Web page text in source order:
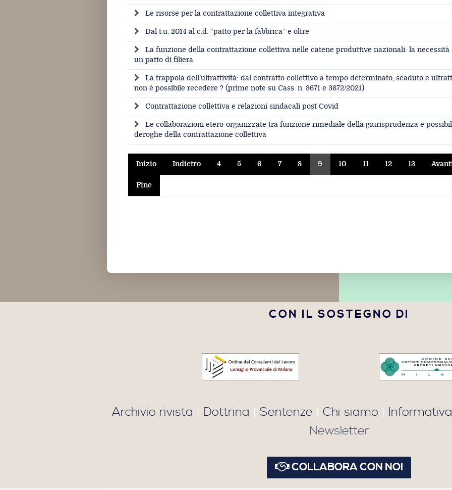
Le risorse per la contrattazione collettiva integrativa
Dal t.u. 2014 al c.d. “patto per la fabbrica” e oltre
La funzione della contrattazione collettiva nelle catene produttive nazionali: la necessità
un patto di filiera
La trappola dell’ultrattività: dal contratto collettivo a tempo determinato, scaduto e
non è possibile recedere ? (prime note su Cass. n. 3671 e 3672/2021)
Contrattazione collettiva e relazioni sindacali post Covid
Le collaborazioni etero-organizzate tra funzione rimediale della giurisprudenza e
deroghe della contrattazione collettiva
Inizio Indietro 4 5 6 7 8 9 10 11 12 13
Fine
CON IL SOSTEGNO DI
Archivio rivista | Dottrina | Sentenze | Chi siamo |
Newsletter
COLLABORA CON NOI